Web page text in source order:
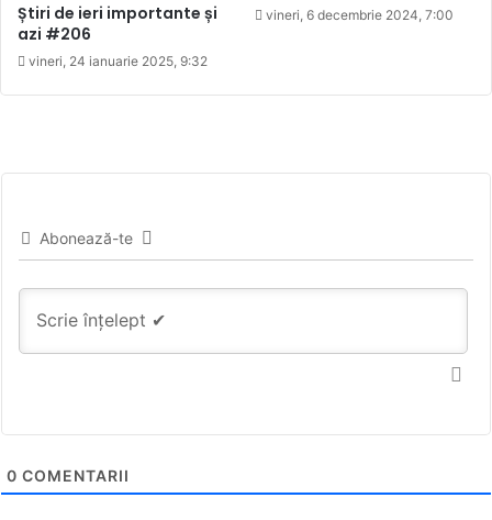
Știri de ieri importante și
azi #206
vineri, 24 ianuarie 2025, 9:32
vineri, 6 decembrie 2024, 7:00
Abonează-te
0 COMENTARII